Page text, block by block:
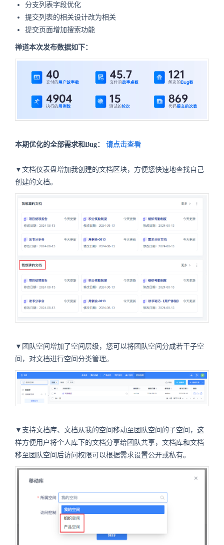
分支列表字段优化
提交列表的相关设计改为相关
提交页面增加搜索功能
禅道本次发布数据如下：
本期优化的全部需求和Bug： 请点击查看
▼文档仪表盘增加我创建的文档区块，方便您快速地查找自己
创建的文档。
▼团队空间增加了空间层级，您可以将团队空间分成若干子空
间，对文档进行空间分类管理。
▼支持文档库、文档从我的空间移动至团队空间的子空间，这
样方便用户将个人库下的文档分享给团队共享，文档库和文档
移至团队空间后访问权限可以根据需求设置公开或私有。